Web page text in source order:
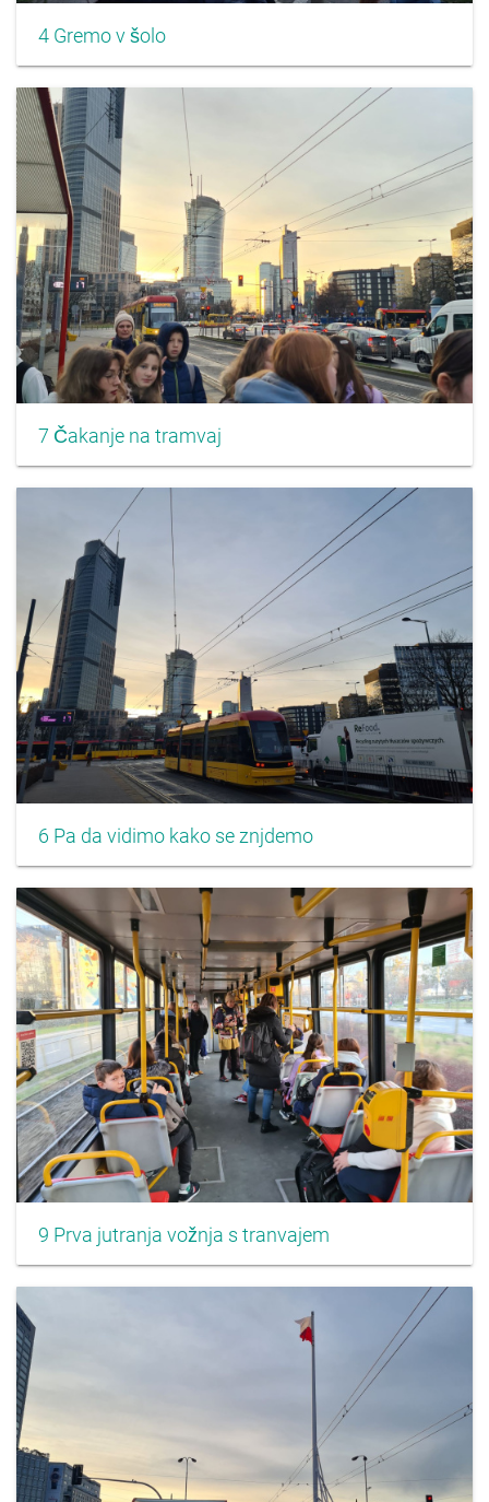
4 Gremo v šolo
7 Čakanje na tramvaj
6 Pa da vidimo kako se znjdemo
9 Prva jutranja vožnja s tranvajem